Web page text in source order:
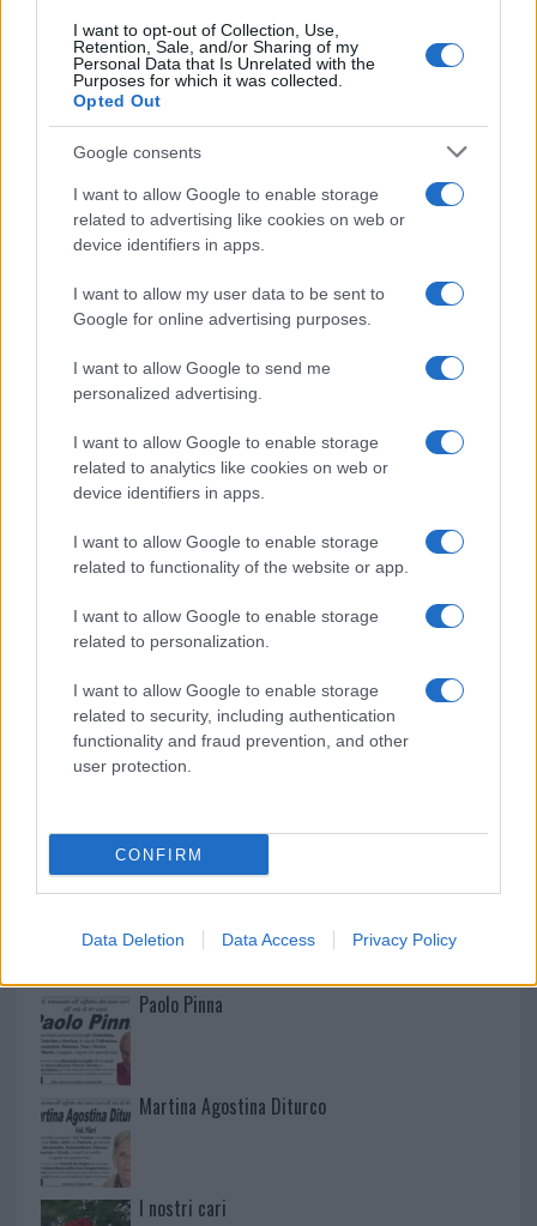
I want to opt-out of Collection, Use,
Retention, Sale, and/or Sharing of my
Personal Data that Is Unrelated with the
Purposes for which it was collected.
Opted Out
Google consents
I want to allow Google to enable storage
related to advertising like cookies on web or
device identifiers in apps.
I want to allow my user data to be sent to
Google for online advertising purposes.
I want to allow Google to send me
personalized advertising.
I want to allow Google to enable storage
related to analytics like cookies on web or
device identifiers in apps.
I want to allow Google to enable storage
related to functionality of the website or app.
I want to allow Google to enable storage
related to personalization.
I want to allow Google to enable storage
related to security, including authentication
functionality and fraud prevention, and other
user protection.
CONFIRM
Data Deletion Data Access Privacy Policy
Auto prende fuoco sulla strada statale 125 a
Incidente sulla 125 a Olbia, due auto coinvolte:
danni ingenti
Auto finisce contro un muretto, un ferito ad
Arzachena
Incidente a Baia Sardinia, scontro tra auto e
Olbia, le previsioni meteo per lunedì 10 agosto
NECROLOGIE
Mario Malu
Paolo Pinna
Martina Agostina Diturco
I nostri cari